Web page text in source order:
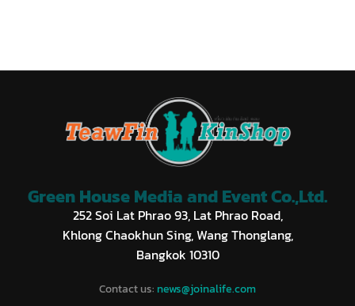
Green House Media and Event Co.,Ltd.
252 Soi Lat Phrao 93, Lat Phrao Road,
Khlong Chaokhun Sing, Wang Thonglang,
Bangkok 10310
Contact us: news@joinalife.com